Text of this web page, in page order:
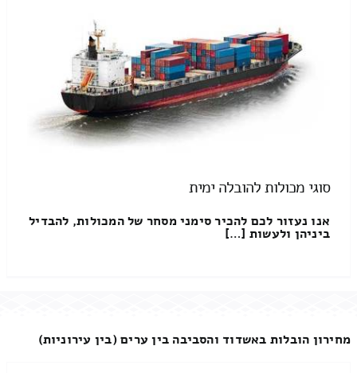
סוגי מכולות להובלה ימית
אנו נעזור לכם להכיר סימני מסחר של המכולות, להבדיל
ביניהן ולעשות […]
מחירון הובלות באשדוד והסביבה בין ערים (בין עירוניות)